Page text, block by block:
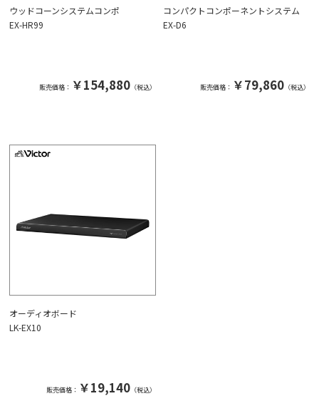
ウッドコーンシステムコンポ
EX-HR99
販売価格： ￥154,880（税込）
コンパクトコンポーネントシステム
EX-D6
販売価格： ￥79,860（税込）
オーディオボード
LK-EX10
販売価格： ￥19,140（税込）